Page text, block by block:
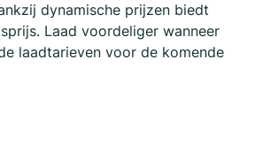
dynamische prijzen biedt
Laad voordeliger wanneer
laadtarieven voor de komende